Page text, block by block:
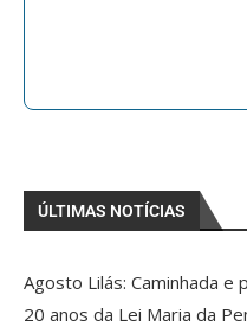
ÚLTIMAS NOTÍCIAS
Agosto Lilás: Caminhada e
20 anos da Lei Maria da